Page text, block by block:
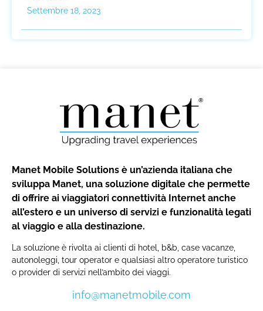
Settembre 18, 2023
Manet Mobile Solutions è un’azienda italiana che
sviluppa Manet, una soluzione digitale che permette
di offrire ai viaggiatori connettività Internet anche
all’estero e un universo di servizi e funzionalità legati
al viaggio e alla destinazione.
La soluzione è rivolta ai clienti di hotel, b&b, case vacanze,
autonoleggi, tour operator e qualsiasi altro operatore turistico
o provider di servizi nell’ambito dei viaggi.
info@manetmobile.com